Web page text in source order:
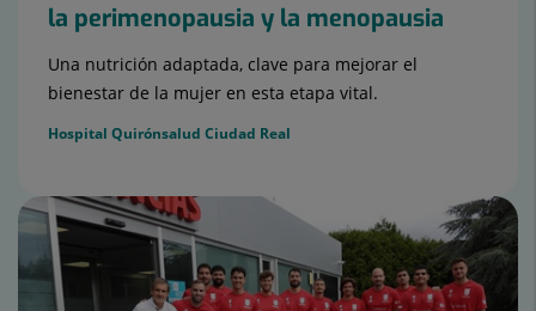
la perimenopausia y la menopausia
Una nutrición adaptada, clave para mejorar el
bienestar de la mujer en esta etapa vital.
Hospital Quirónsalud Ciudad Real